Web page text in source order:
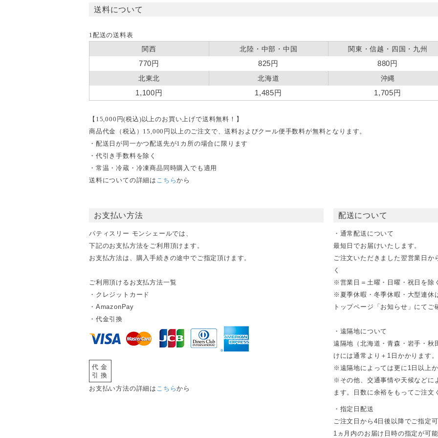
送料について
1配送の送料表
関西 北陸・中部・中国 関東・信越・四国・九州
770円 825円 880円
北東北 北海道 沖縄
1,100円 1,485円 1,705円
【15,000円(税込)以上のお買い上げで送料無料！】
商品代金（税込）15,000円以上のご注文で、送料およびクール便手数料が無料となります。
・配送日が同一かつ配送先が1カ所の場合に限ります
・代引き手数料を除く
・常温・冷蔵・冷凍商品同時購入でも適用
送料についての詳細は こちらから
お支払い方法
パティスリー モンシェールでは、
下記のお支払方法をご利用頂けます。
お支払方法は、購入手続きの途中でご指定頂けます。
ご利用頂けるお支払方法一覧
・クレジットカード
・AmazonPay
・代金引換
代金
引換
お支払い方法の詳細は こちらから
配送について
・通常配送について
最短日でお届けいたします。
ご注文いただきました翌営業日
く
※営業日＝土曜・日曜・祝日を除
※夏季休暇・冬季休暇・大型連休
トップページ「お知らせ」にてご
・遠隔地について
遠隔地（北海道・青森・岩手・秋
けには通常より＋1日かかります。
※遠隔地によっては更に1日以上
※その他、交通事情や天候などに
ます。日数に余裕をもってご注文
・指定日配送
ご注文日から4日後以降でご指定可
1ヵ月内のお届け日時の指定が可能